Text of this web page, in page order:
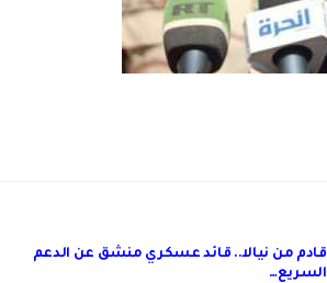
قادم من نيالا.. قائد عسكري منشق عن الدعم
السريع…